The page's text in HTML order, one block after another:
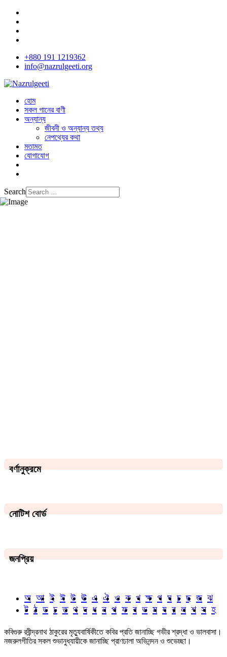
+880 191 1219362
info@nazrulgeeti.org
হোম
সকল গানের বাণী
অন্যান্য
জীবনী ও অন্যান্য তথ্য
নেপথ্যের কথা
মতামত
যোগাযোগ
Search
বর্ণানুক্রমে
নোটিশ বোর্ড
জনপ্রিয়
অ আ ই ঈ উ ঊ এ ঐ ও ক খ ক্ষ গ ঘ চ ছ জ ঝ
ট ঠ ড ঢ ত থ দ ধ ন প ফ ব ভ ম য র ল শ স হ
কবিগুরু রবীন্দ্রনাথ ঠাকুরের মৃত্যুবার্ষিকীতে কবির প্রতি জানাচ্ছি গভীর শ্রদ্ধা ও ভালবাসা।
নজরুলগীতির সকল শুভানুধ্যায়ীকে জানাচ্ছি প্রাণঢালা অভিনন্দন ও শুভেচ্ছা।